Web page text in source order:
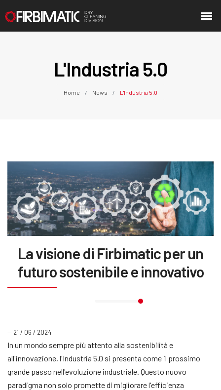
L'Industria 5.0
Home News L'Industria 5.0
La visione di Firbimatic per un
futuro sostenibile e innovativo
— 21 / 06 / 2024
In un mondo sempre più attento alla sostenibilità e
all'innovazione, l'Industria 5.0 si presenta come il prossimo
grande passo nell'evoluzione industriale. Questo nuovo
paradigma non solo promette di migliorare l'efficienza